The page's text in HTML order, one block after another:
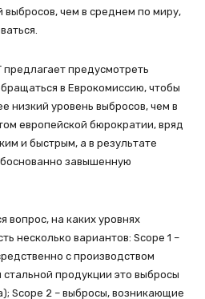
выбросов, чем в среднем по миру,
предлагает предусмотреть
в Еврокомиссию, чтобы
низкий уровень выбросов, чем в
европейской бюрократии, вряд
и быстрым, а в результате
завышенную
вопрос, на каких уровнях
несколько вариантов: Scope 1 –
с производством
продукции это выбросы
Scope 2 – выбросы, возникающие